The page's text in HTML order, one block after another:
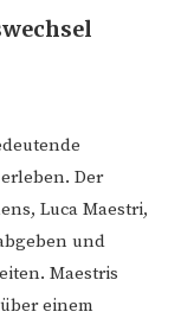
Der
Luca Maestri,
und
Maestris
einem